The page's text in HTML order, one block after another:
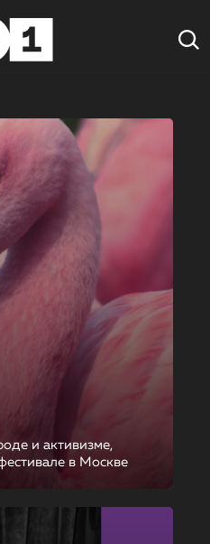
и активизме,
в Москве